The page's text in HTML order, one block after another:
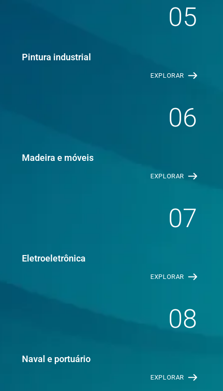
05
Pintura industrial
EXPLORAR
06
Madeira e móveis
EXPLORAR
07
Eletroeletrônica
EXPLORAR
08
Naval e portuário
EXPLORAR